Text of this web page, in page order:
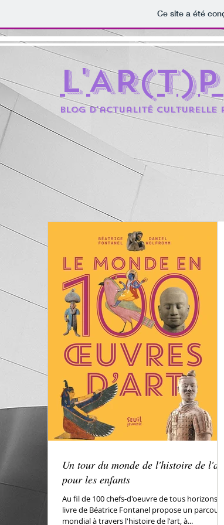
Ce site a été
BLOG D'actualité culturelle
Un tour du monde de l'histoire de l'art
pour les enfants
Au fil de 100 chefs-d'oeuvre de tous horizons, le
livre de Béatrice Fontanel propose un parcours
mondial à travers l'histoire de l'art, à...